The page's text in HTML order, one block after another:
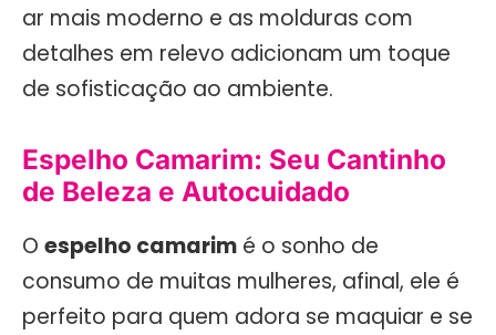
ar mais moderno e as molduras com
detalhes em relevo adicionam um toque
de sofisticação ao ambiente.
Espelho Camarim: Seu Cantinho
de Beleza e Autocuidado
O espelho camarim é o sonho de
consumo de muitas mulheres, afinal, ele é
perfeito para quem adora se maquiar e se